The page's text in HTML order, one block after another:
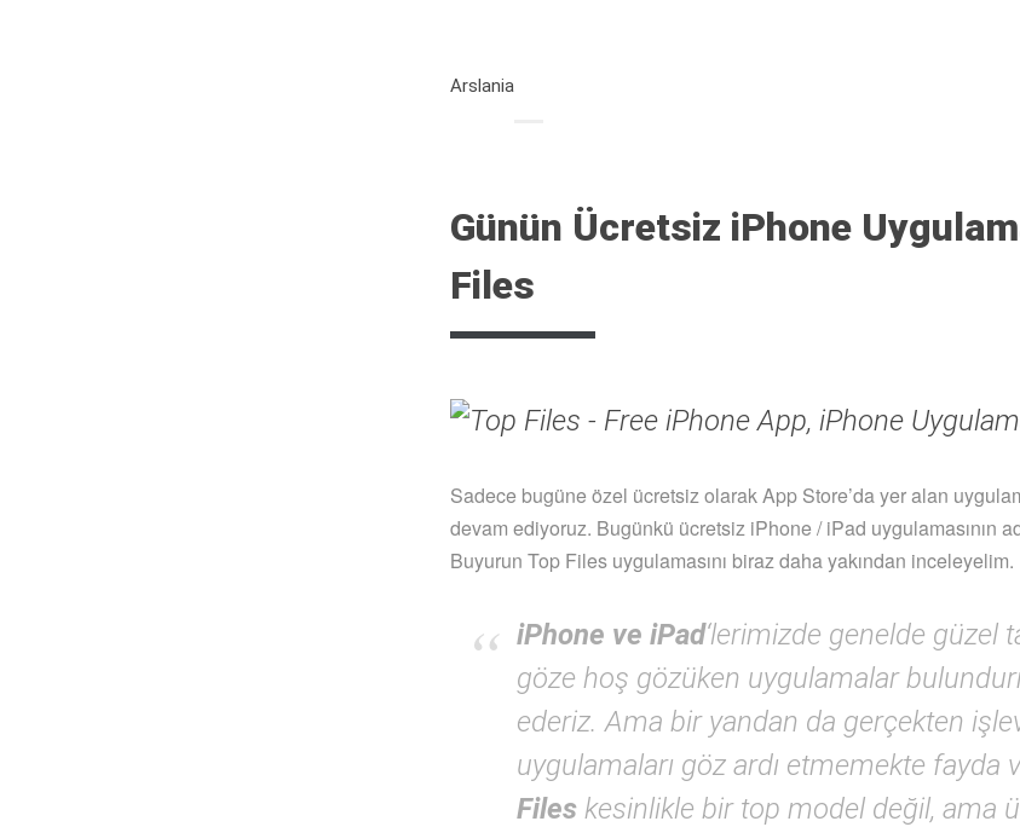
Arslania
Günün Ücretsiz iPhone
Files
Sadece bugüne özel ücretsiz olarak App Store’da yer alan
devam ediyoruz. Bugünkü ücretsiz iPhone / iPad uygulamasının
Buyurun Top Files uygulamasını biraz daha yakından inceleyelim.
iPhone ve iPad‘lerimizde genelde güzel
göze hoş gözüken uygulamalar
ederiz. Ama bir yandan da gerçekten
uygulamaları göz ardı etmemekte fayda
Files kesinlikle bir top model değil, ama